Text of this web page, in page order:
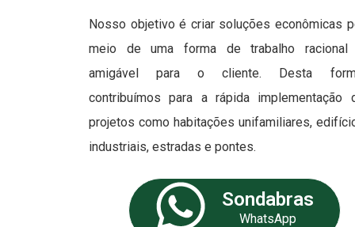
Nosso objetivo é criar soluções econômicas
meio de uma forma de trabalho racional
amigável para o cliente. Desta
contribuímos para a rápida implementação
projetos como habitações unifamiliares,
industriais, estradas e pontes.
Sondabras
WhatsApp